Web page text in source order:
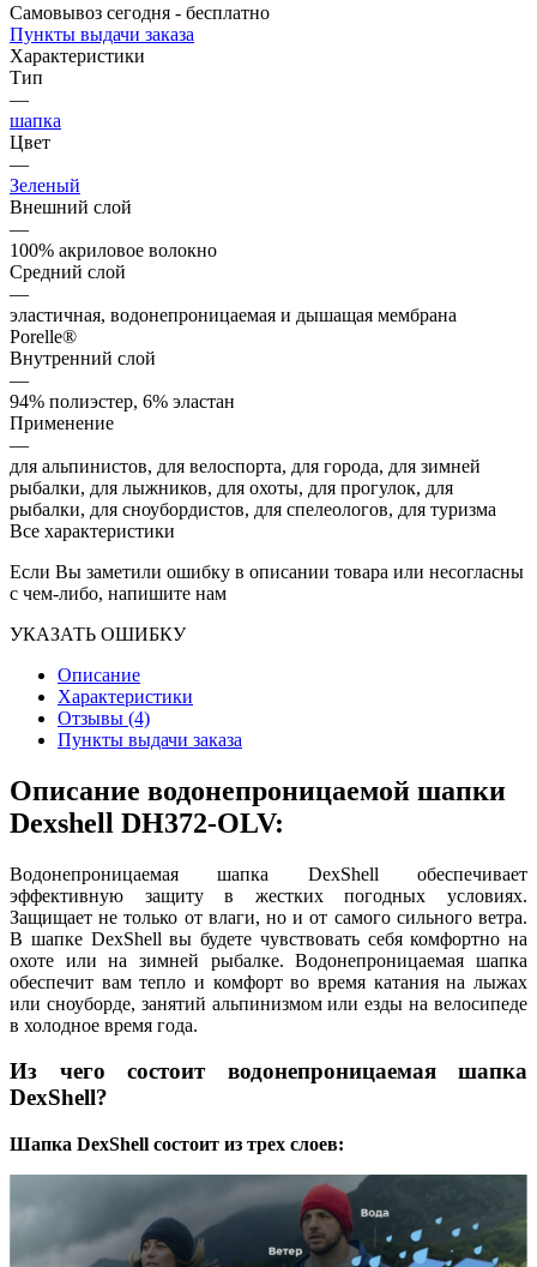
Самовывоз сегодня - бесплатно
Пункты выдачи заказа
Характеристики
Тип
—
шапка
Цвет
—
Зеленый
Внешний слой
—
100% акриловое волокно
Средний слой
—
эластичная, водонепроницаемая и дышащая мембрана
Porelle®
Внутренний слой
—
94% полиэстер, 6% эластан
Применение
—
для альпинистов, для велоспорта, для города, для зимней
рыбалки, для лыжников, для охоты, для прогулок, для
рыбалки, для сноубордистов, для спелеологов, для туризма
Все характеристики
Если Вы заметили ошибку в описании товара или несогласны
с чем-либо, напишите нам
УКАЗАТЬ ОШИБКУ
Описание
Характеристики
Отзывы (4)
Пункты выдачи заказа
Описание водонепроницаемой шапки
Dexshell DH372-OLV:
Водонепроницаемая шапка DexShell обеспечивает
эффективную защиту в жестких погодных условиях.
Защищает не только от влаги, но и от самого сильного ветра.
В шапке DexShell вы будете чувствовать себя комфортно на
охоте или на зимней рыбалке. Водонепроницаемая шапка
обеспечит вам тепло и комфорт во время катания на лыжах
или сноуборде, занятий альпинизмом или езды на велосипеде
в холодное время года.
Из чего состоит водонепроницаемая шапка
DexShell?
Шапка DexShell состоит из трех слоев: